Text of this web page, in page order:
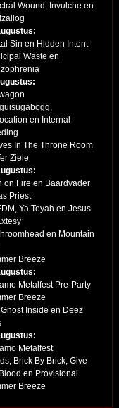
Wound, Invulche en
Sin en Hidden Intent
Waste en
en Internal
In The Throne Room
Ziele
on Fire en Baardvader
Priest
Ya Toyah en Jesus
en Mountain
Breeze
Metalfest Pre-Party
Breeze
Inside en Deez
Metalfest
Brick By Brick, Give
en Provisional
Breeze